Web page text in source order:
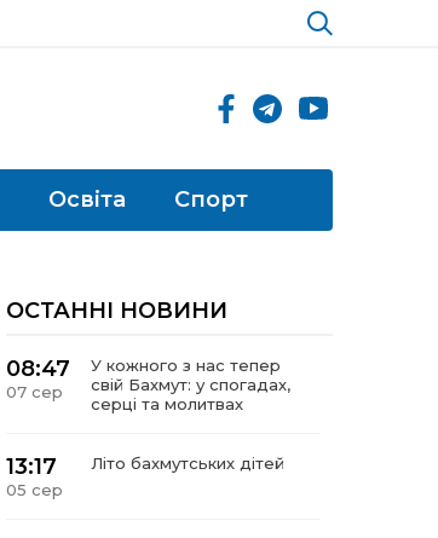
Освіта Спорт
ОСТАННІ НОВИНИ
08:47
07 сер
У кожного з нас тепер
свій Бахмут: у спогадах,
серці та молитвах
13:17
05 сер
Літо бахмутських дітей